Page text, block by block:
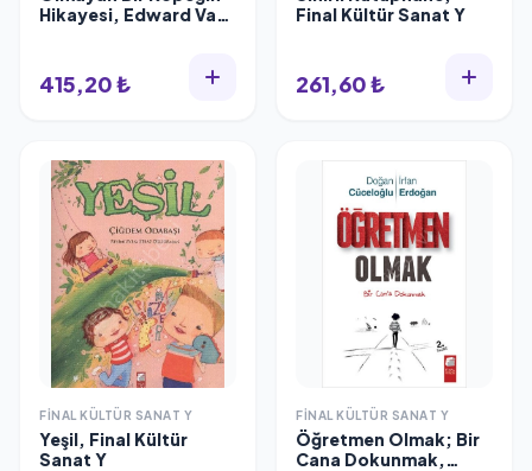
Hikayesi, Edward Van
415,20 ₺
Final Kültür Sanat Y
261,60 ₺
FINAL KÜLTÜR SANAT Y
Yeşil, Final Kültür
Sanat Y
FINAL KÜLTÜR SANAT Y
Öğretmen Olmak; Bir
Cana Dokunmak,